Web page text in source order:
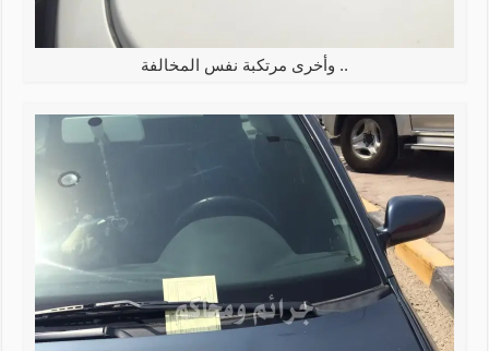
.. وأخرى مرتكبة نفس المخالفة